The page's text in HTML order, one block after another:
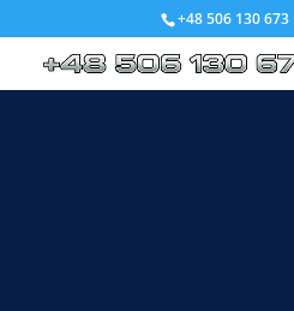
+48 506 130 673